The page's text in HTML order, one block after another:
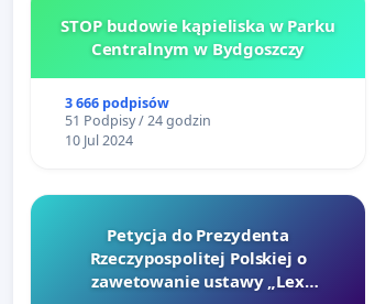
STOP budowie kąpieliska w Parku
Centralnym w Bydgoszczy
3 666 podpisów
51 Podpisy / 24 godzin
10 Jul 2024
Petycja do Prezydenta
Rzeczypospolitej Polskiej o
zawetowanie ustawy „Lex